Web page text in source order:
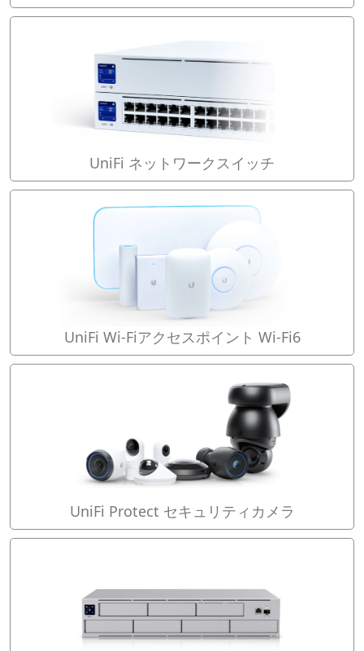
UniFi ネットワークスイッチ
UniFi Wi-Fiアクセスポイント Wi-Fi6
UniFi Protect セキュリティカメラ